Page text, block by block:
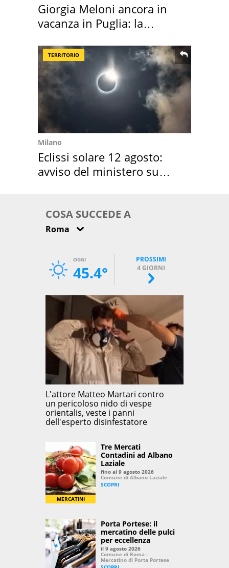
Giorgia Meloni ancora in
vacanza in Puglia: la
TERRITORIO
Milano
Eclissi solare 12 agosto:
avviso del ministero su